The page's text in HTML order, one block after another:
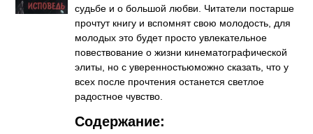
судьбе и о большой любви. Читатели постарше
прочтут книгу и вспомнят свою молодость, для
молодых это будет просто увлекательное
повествование о жизни кинематографической
элиты, но с уверенностьюможно сказать, что у
всех после прочтения останется светлое
радостное чувство.
Содержание: